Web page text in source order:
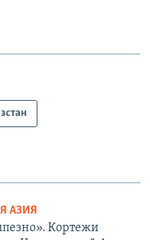
АЗИЯ
Кортежи